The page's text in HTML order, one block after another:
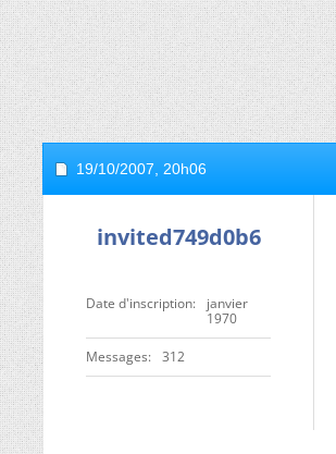
19/10/2007, 20h06
invited749d0b6
Date d'inscription
janvier
1970
Messages 312